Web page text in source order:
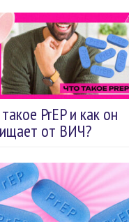
PrEP и как он
от ВИЧ?